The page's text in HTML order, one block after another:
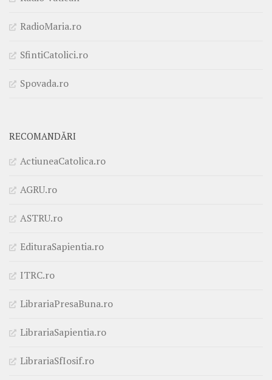
RadioMaria.ro
SfintiCatolici.ro
Spovada.ro
RECOMANDĂRI
ActiuneaCatolica.ro
AGRU.ro
ASTRU.ro
EdituraSapientia.ro
ITRC.ro
LibrariaPresaBuna.ro
LibrariaSapientia.ro
LibrariaSfIosif.ro